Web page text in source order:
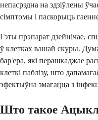
непасрэдна на здзіўлены
сімптомы і паскорыць
Гэты прэпарат дзейнічае,
ў клетках вашай скуры.
бар'ера, які перашкаджае
клеткі паблізу, што
эфектыўна змагацца з
Што такое